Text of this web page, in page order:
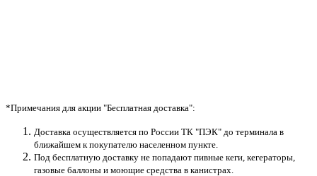
*Примечания для акции "Бесплатная доставка":
Доставка осуществляется по России ТК "ПЭК" до терминала в
ближайшем к покупателю населенном пункте.
Под бесплатную доставку не попадают пивные кеги, кегераторы,
газовые баллоны и моющие средства в канистрах.